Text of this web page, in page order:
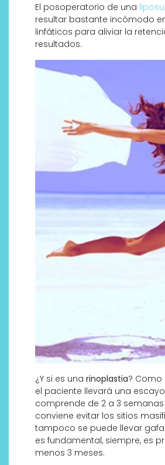
El posoperatorio de una
resultar bastante incómodo
linfáticos para aliviar la
resultados.
¿Y si es una rinoplastia? Como
el paciente llevará una
comprende de 2 a 3
conviene evitar los sitios
tampoco se puede llevar
es fundamental, siempre, es
menos 3 meses.
¿Qué revelan
de Alexia
sobre la
objeto-